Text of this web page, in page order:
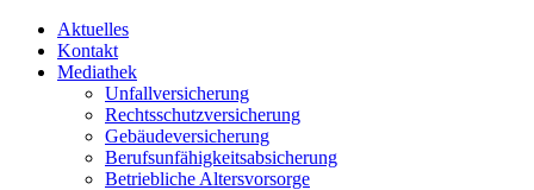
Aktuelles
Kontakt
Mediathek
Unfallversicherung
Rechtsschutzversicherung
Gebäudeversicherung
Berufsunfähigkeitsabsicherung
Betriebliche Altersvorsorge